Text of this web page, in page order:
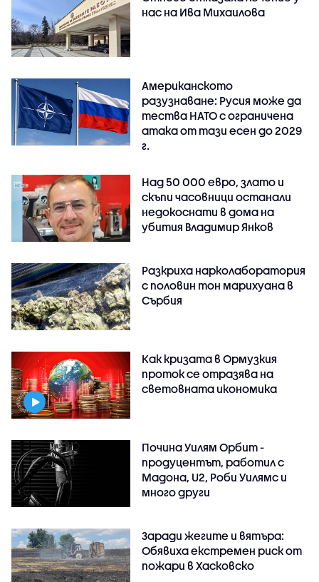
нас на Ива Михаилова
Американското
разузнаване: Русия може да
тества НАТО с ограничена
атака от тази есен до 2029
г.
Над 50 000 евро, злато и
скъпи часовници останали
недокоснати в дома на
убития Владимир Янков
Разкриха нарколаборатория
с половин тон марихуана в
Сърбия
Как кризата в Ормузкия
проток се отразява на
световната икономика
Почина Уилям Орбит -
продуцентът, работил с
Мадона, U2, Роби Уилямс и
много други
Заради жегите и вятъра:
Обявиха екстремен риск от
пожари в Хасковско